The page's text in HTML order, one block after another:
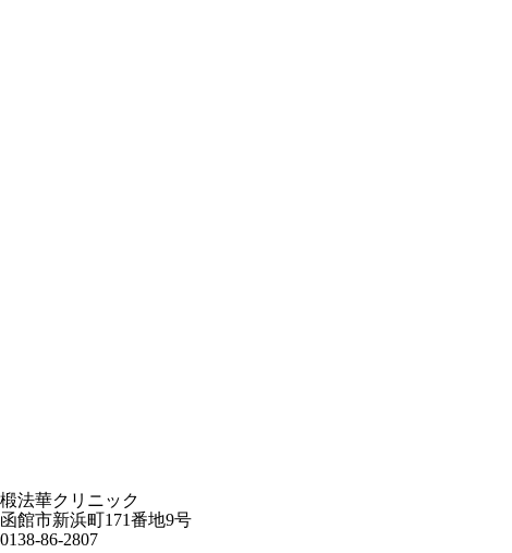
椴法華クリニック
函館市新浜町171番地9号
0138-86-2807